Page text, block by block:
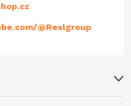
@Reslgroup